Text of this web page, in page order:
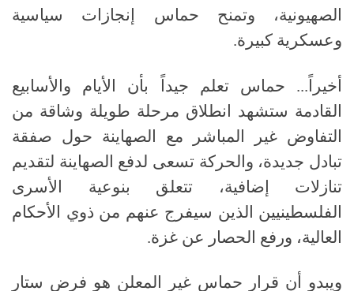
الصهيونية، وتمنح حماس إنجازات سياسية
وعسكرية كبيرة.
أخيراً ... حماس تعلم جيداً بأن الأيام والأسابيع
القادمة ستشهد انطلاق مرحلة طويلة وشاقة من
التفاوض غير المباشر مع الصهاينة حول صفقة
تبادل جديدة، والحركة تسعى لدفع الصهاينة لتقديم
تنازلات إضافية، تتعلق بنوعية الأسرى
الفلسطينيين الذين سيفرج عنهم من ذوي الأحكام
العالية، ورفع الحصار عن غزة.
ويبدو أن قرار حماس غير المعلن هو فرض ستار